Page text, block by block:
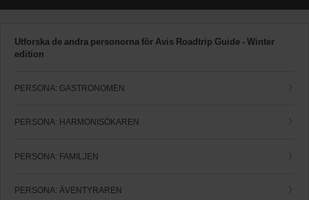
ange
tid
Du
ge
AWD
och
också
Utforska de andra personorna för Avis Roadtrip Guide - Winter
edition
PERSONA: GASTRONOMEN
PERSONA: HARMONISÖKAREN
PERSONA: FAMILJEN
PERSONA: ÄVENTYRAREN